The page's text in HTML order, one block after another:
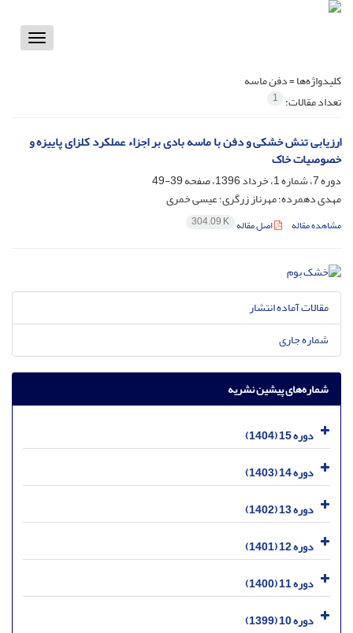
Toggle
کلیدواژه‌ها =دفن ماسه
تعداد مقالات: 1
ارزیابی تنش خشکی و دفن با ماسه بادی بر اجزاء عملکرد کلزای پاییزه و
خصوصیات خاک
دوره 7، شماره 1، خرداد 1396، صفحه
39-49
مهدی دهمرده؛ مهرناز زرگری؛ عیسی خمری
مشاهده مقاله اصل مقاله 304.09 K
مقالات آماده انتشار
شماره جاری
شماره‌های پیشین نشریه
دوره 15 (1404)
دوره 14 (1403)
دوره 13 (1402)
دوره 12 (1401)
دوره 11 (1400)
دوره 10 (1399)